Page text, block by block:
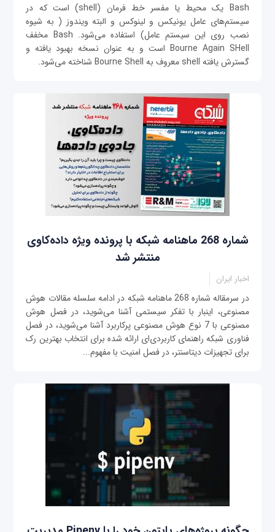
Bash یک محیط یا مفسر خط فرمان (shell) است که در
سیستم‌های عامل یونیکس و لینوکس و البته ویندوز ( به شیوه
نصب روی این سیستم عامل) استفاده می‌شود. Bash مخفف
Bourne Again SHell است و به عنوان نسخه بهبود یافته و
گسترش یافته shell معروف به Bourne Shell شناخته می‌شود.
شماره 268 ماهنامه شبکه با پرونده ویژه داده‌کاوی
منتشر شد
اخبار ایران
در سرمقاله شماره 268 ماهنامه شبکه در ادامه سلسله مقالات هوش
مصنوعی، اینبار با تفکر سیستمی آشنا می‌شوید، در فصل هوش
مصنوعی با 7 نوع هوش مصنوعی پرکاربرد آشنا می‌شوید، در فصل
فناوری شبکه راهنمای کاربردی‌ای ارائه شده برای انتخاب بهترین رک
برای تجهیزات دیتاسنتر، در فصل امنیت با مفهوم...